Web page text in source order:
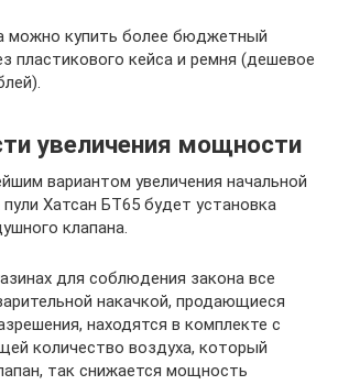
можно купить более бюджетный
пластикового кейса и ремня (дешевое
увеличения мощности
вариантом увеличения начальной
Хатсан БТ65 будет установка
клапана.
для соблюдения закона все
накачкой, продающиеся
находятся в комплекте с
количество воздуха, который
так снижается мощность